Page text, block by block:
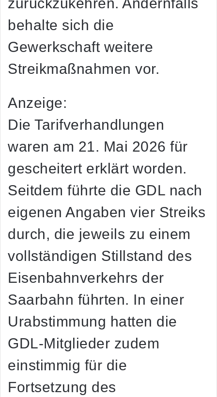
zurückzukehren. Andernfalls
behalte sich die
Gewerkschaft weitere
Streikmaßnahmen vor.
Anzeige:
Die Tarifverhandlungen
waren am 21. Mai 2026 für
gescheitert erklärt worden.
Seitdem führte die GDL nach
eigenen Angaben vier Streiks
durch, die jeweils zu einem
vollständigen Stillstand des
Eisenbahnverkehrs der
Saarbahn führten. In einer
Urabstimmung hatten die
GDL-Mitglieder zudem
einstimmig für die
Fortsetzung des